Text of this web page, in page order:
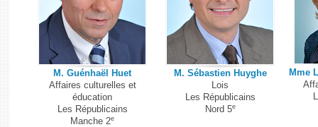
M. Guénhaël Huet
Affaires culturelles et
éducation
Les Républicains
Manche 2e
M. Sébastien Huyghe
Lois
Les Républicains
Nord 5e
Mme